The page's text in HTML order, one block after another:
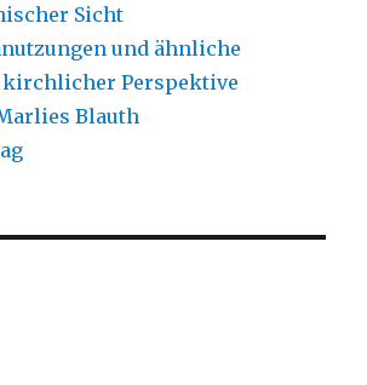
Sicht
und ähnliche
Perspektive
Blauth